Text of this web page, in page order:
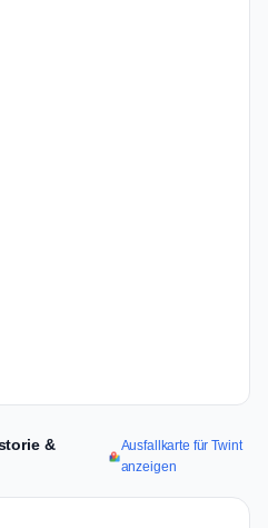
&
Ausfallkarte für Twint
anzeigen